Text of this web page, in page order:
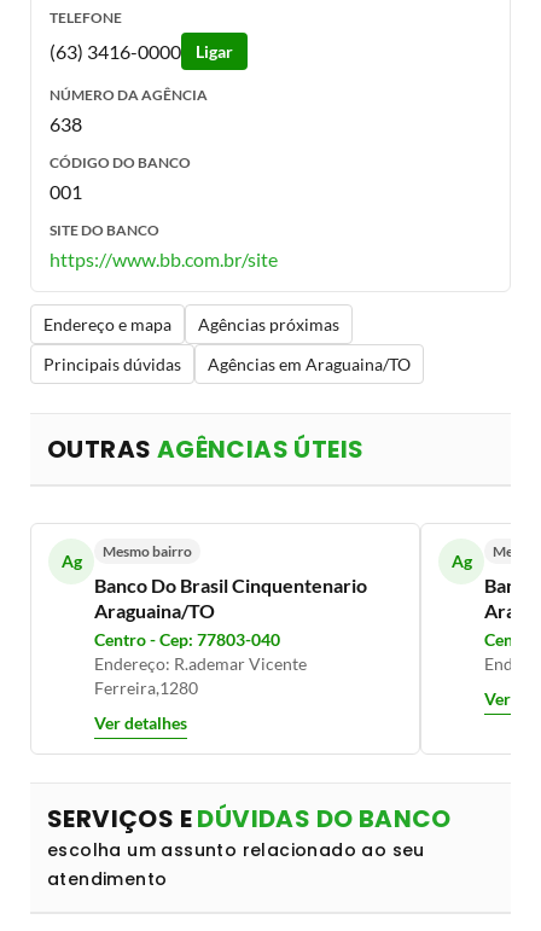
TELEFONE
(63) 3416-0000 Ligar
NÚMERO DA AGÊNCIA
638
CÓDIGO DO BANCO
001
SITE DO BANCO
https://www.bb.com.br/site
Endereço e mapa
Agências próximas
Principais dúvidas
Agências em Araguaina/TO
OUTRAS AGÊNCIAS ÚTEIS
Ag Mesmo bairro
Banco Do Brasil Cinquentenario
Araguaina/TO
Centro - Cep: 77803-040
Endereço: R.ademar Vicente
Ferreira,1280
Ver detalhes
Ag
Centro
Ver
SERVIÇOS EDÚVIDAS DO BANCO
escolha um assunto relacionado ao seu
atendimento